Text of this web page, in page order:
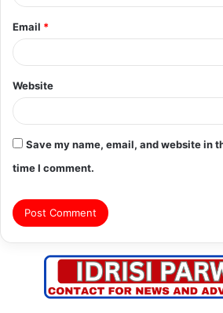
Email *
Website
Save my name, email, and website in
time I comment.